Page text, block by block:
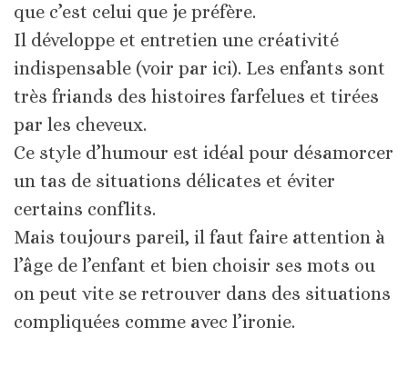
que c’est celui que je préfère.
Il développe et entretien une créativité
indispensable (voir par ici). Les enfants sont
très friands des histoires farfelues et tirées
par les cheveux.
Ce style d’humour est idéal pour désamorcer
un tas de situations délicates et éviter
certains conflits.
Mais toujours pareil, il faut faire attention à
l’âge de l’enfant et bien choisir ses mots ou
on peut vite se retrouver dans des situations
compliquées comme avec l’ironie.